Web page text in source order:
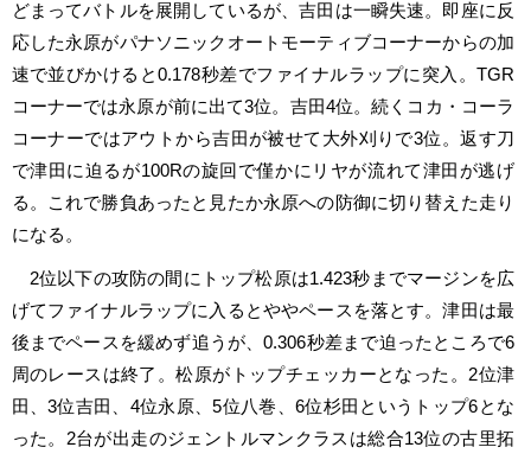
どまってバトルを展開しているが、吉田は一瞬失速。即座に反
応した永原がパナソニックオートモーティブコーナーからの加
速で並びかけると0.178秒差でファイナルラップに突入。TGR
コーナーでは永原が前に出て3位。吉田4位。続くコカ・コーラ
コーナーではアウトから吉田が被せて大外刈りで3位。返す刀
で津田に迫るが100Rの旋回で僅かにリヤが流れて津田が逃げ
る。これで勝負あったと見たか永原への防御に切り替えた走り
になる。
2位以下の攻防の間にトップ松原は1.423秒までマージンを広
げてファイナルラップに入るとややペースを落とす。津田は最
後までペースを緩めず追うが、0.306秒差まで迫ったところで6
周のレースは終了。松原がトップチェッカーとなった。2位津
田、3位吉田、4位永原、5位八巻、6位杉田というトップ6とな
った。2台が出走のジェントルマンクラスは総合13位の古里拓